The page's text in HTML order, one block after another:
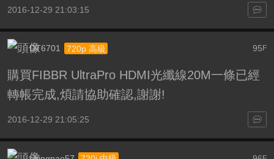
2016-12-29 21:03:15
95 F
DT6701 720p 高級
購買FIBBR UltraPro HDMI光纖線20M一條已經
轉帳完成,煩請協助確認,謝謝!
2016-12-29 21:05:25